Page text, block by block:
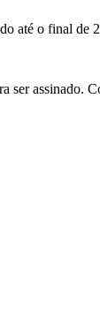
até o final de
ser assinado.